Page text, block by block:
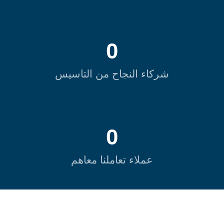
0
شركاء النجاح من التاسيس
0
عملاء تعاملنا معاهم